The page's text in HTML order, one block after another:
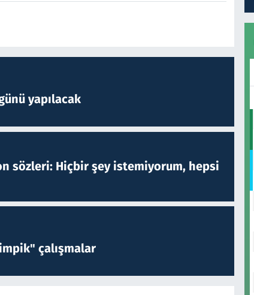
yapılacak
sözleri: Hiçbir şey istemiyorum, hepsi
çalışmalar